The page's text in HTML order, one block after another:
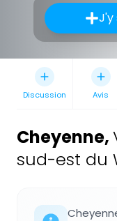
J'y
Discussion Avis
Cheyenne,
sud-est du